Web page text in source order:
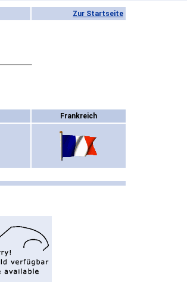
Zur Startseite
Frankreich